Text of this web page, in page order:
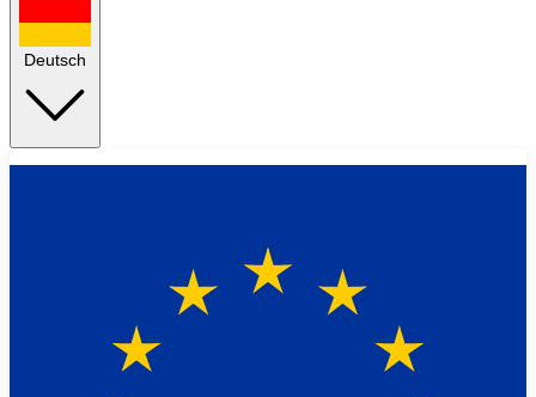
Deutsch